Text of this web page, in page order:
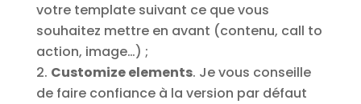
votre template suivant ce que vous
souhaitez mettre en avant (contenu, call to
action, image…) ;
Customize elements. Je vous conseille
de faire confiance à la version par défaut